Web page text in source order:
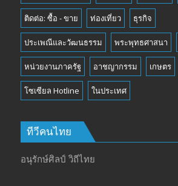
ติดต่อ: ซื้อ - ขาย ท่องเที่ยว ธุรกิจ
ประเพณีและวัฒนธรรม พระพุทธศาสนา
หน่วยงานภาครัฐ อาชญากรรม เกษตร
โซเซียล Hotline ในประเทศ
ทีวีคนไทย
อนุรักษ์ศิลป์ วิถีไทย